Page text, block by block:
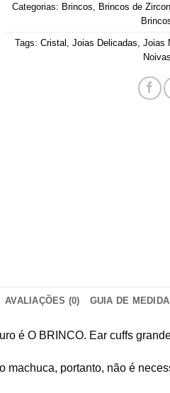
Categorias: Brincos Brincos de
Tags: Cristal Joias Delicadas Joias
Noivas
AVALIAÇÕES (0) GUIA DE
é O BRINCO. Ear cuffs
portanto, não é